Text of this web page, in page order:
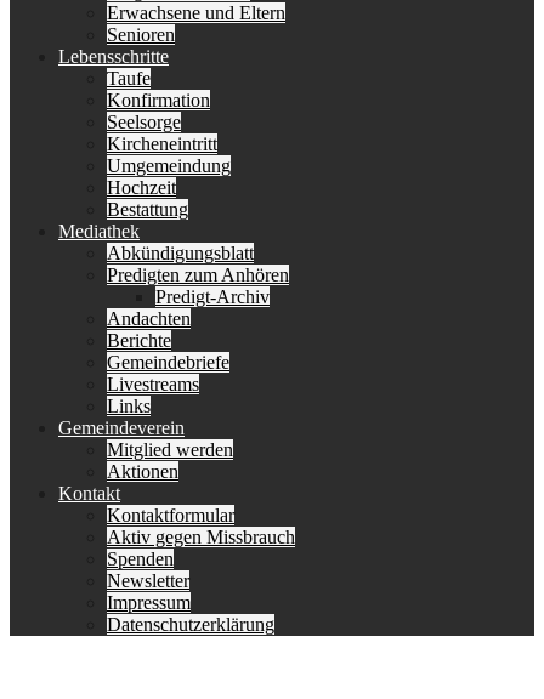
Erwachsene und Eltern
Senioren
Lebensschritte
Taufe
Konfirmation
Seelsorge
Kircheneintritt
Umgemeindung
Hochzeit
Bestattung
Mediathek
Abkündigungsblatt
Predigten zum Anhören
Predigt-Archiv
Andachten
Berichte
Gemeindebriefe
Livestreams
Links
Gemeindeverein
Mitglied werden
Aktionen
Kontakt
Kontaktformular
Aktiv gegen Missbrauch
Spenden
Newsletter
Impressum
Datenschutzerklärung